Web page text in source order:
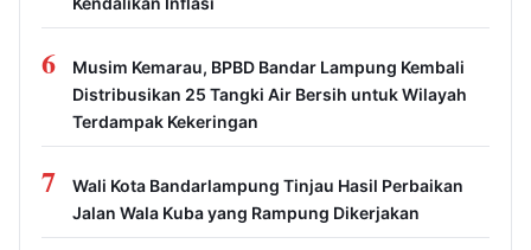
6
Musim Kemarau, BPBD Bandar Lampung Kembali
Distribusikan 25 Tangki Air Bersih untuk Wilayah
Terdampak Kekeringan
7
Wali Kota Bandarlampung Tinjau Hasil Perbaikan
Jalan Wala Kuba yang Rampung Dikerjakan